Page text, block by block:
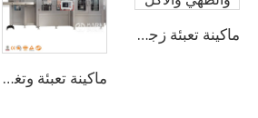
ماكينة تعبئة زجاجات الزيتون والطهي والأكل
ماكينة تعبئة وتغليف المياه النقية والربيعية غير الغازية بسعة 20000 زجاجة في الساعة